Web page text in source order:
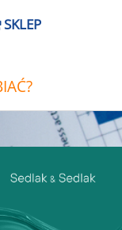
SKLEP